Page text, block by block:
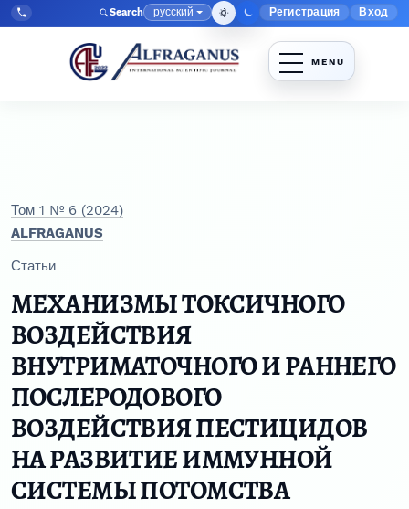
Перейти к главному меню навигации
Перейти к основному контенту
Перейти к нижнему колонтитулу сайта
Tel:
+998903350930 Search Язык
русский Меню
Регистрация Вход
Том 1 № 6 (2024)
ALFRAGANUS
Статьи
МЕХАНИЗМЫ ТОКСИЧНОГО
ВОЗДЕЙСТВИЯ
ВНУТРИМАТОЧНОГО И РАННЕГО
ПОСЛЕРОДОВОГО
ВОЗДЕЙСТВИЯ ПЕСТИЦИДОВ
НА РАЗВИТИЕ ИММУННОЙ
СИСТЕМЫ ПОТОМСТВА